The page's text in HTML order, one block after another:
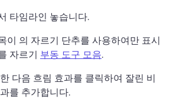
타임라인 놓습니다.
이 의 자르기 단추를 사용하여만 표시
자르기 부동 도구 모음.
다음 흐림 효과를 클릭하여 잘린 비
를 추가합니다.